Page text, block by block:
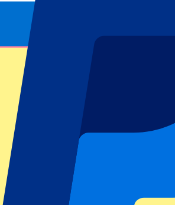
GP Spanien
GP Niederlande
GP Italien
GP Singapur
Alle Sportarten
Fußballligen
Champions League
Premier League